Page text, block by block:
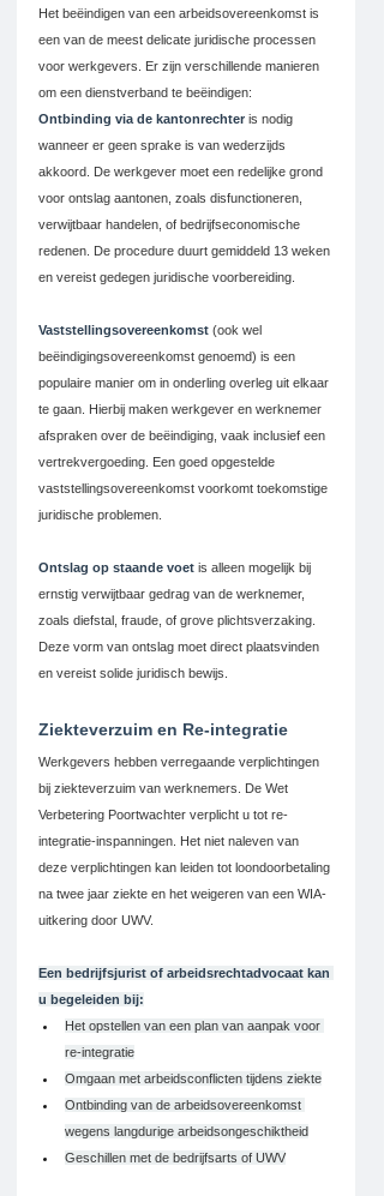
Het beëindigen van een arbeidsovereenkomst is
een van de meest delicate juridische processen
voor werkgevers. Er zijn verschillende manieren
om een dienstverband te beëindigen:
Ontbinding via de kantonrechter is nodig
wanneer er geen sprake is van wederzijds
akkoord. De werkgever moet een redelijke grond
voor ontslag aantonen, zoals disfunctioneren,
verwijtbaar handelen, of bedrijfseconomische
redenen. De procedure duurt gemiddeld 13 weken
en vereist gedegen juridische voorbereiding.
Vaststellingsovereenkomst (ook wel
beëindigingsovereenkomst genoemd) is een
populaire manier om in onderling overleg uit elkaar
te gaan. Hierbij maken werkgever en werknemer
afspraken over de beëindiging, vaak inclusief een
vertrekvergoeding. Een goed opgestelde
vaststellingsovereenkomst voorkomt toekomstige
juridische problemen.
Ontslag op staande voet is alleen mogelijk bij
ernstig verwijtbaar gedrag van de werknemer,
zoals diefstal, fraude, of grove plichtsverzaking.
Deze vorm van ontslag moet direct plaatsvinden
en vereist solide juridisch bewijs.
Ziekteverzuim en Re-integratie
Werkgevers hebben verregaande verplichtingen
bij ziekteverzuim van werknemers. De Wet
Verbetering Poortwachter verplicht u tot re-
integratie-inspanningen. Het niet naleven van
deze verplichtingen kan leiden tot loondoorbetaling
na twee jaar ziekte en het weigeren van een WIA-
uitkering door UWV.
Een bedrijfsjurist of arbeidsrechtadvocaat kan
u begeleiden bij:
Het opstellen van een plan van aanpak voor
re-integratie
Omgaan met arbeidsconflicten tijdens ziekte
Ontbinding van de arbeidsovereenkomst
wegens langdurige arbeidsongeschiktheid
Geschillen met de bedrijfsarts of UWV